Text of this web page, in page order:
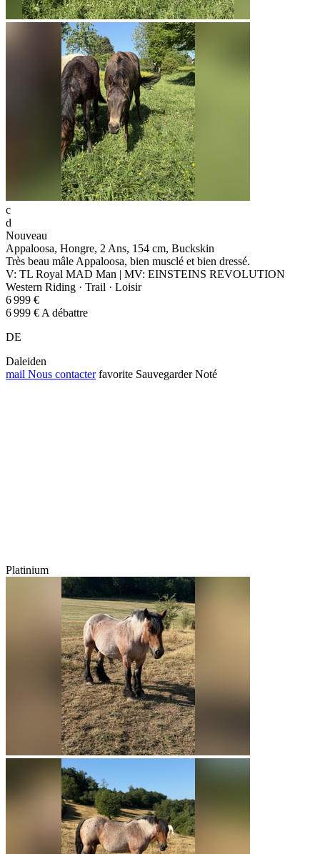
c
d
Nouveau
Appaloosa, Hongre, 2 Ans, 154 cm, Buckskin
Très beau mâle Appaloosa, bien musclé et bien dressé.
V: TL Royal MAD Man | MV: EINSTEINS REVOLUTION
Western Riding · Trail · Loisir
6 999 €
6 999 € A débattre
DE
Daleiden
mail Nous contacter favorite Sauvegarder Noté
Platinium